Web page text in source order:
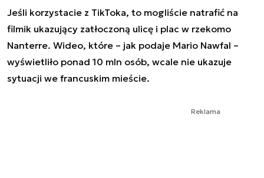
Jeśli korzystacie z TikToka, to mogliście natrafić na
filmik ukazujący zatłoczoną ulicę i plac w rzekomo
Nanterre. Wideo, które – jak podaje Mario Nawfal –
wyświetliło ponad 10 mln osób, wcale nie ukazuje
sytuacji we francuskim mieście.
Reklama